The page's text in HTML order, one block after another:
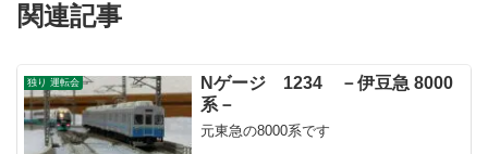
関連記事
独り 運転会
Nゲージ 1234 －伊豆急 8000
系－
元東急の8000系です